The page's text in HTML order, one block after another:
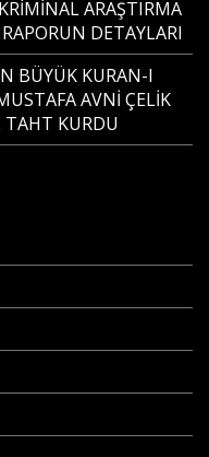
ARAŞTIRMA
DETAYLARI
BÜYÜK KURAN-I
AVNİ ÇELİK
TAHT KURDU